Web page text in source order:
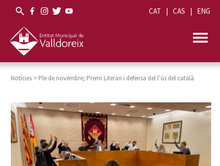
CAT CAS ENG
Notícies > Ple de novembre; Premi Literari i defensa del l’ús del català